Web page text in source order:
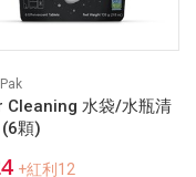
Cleaning 水袋/水瓶清
顆)
+紅利12